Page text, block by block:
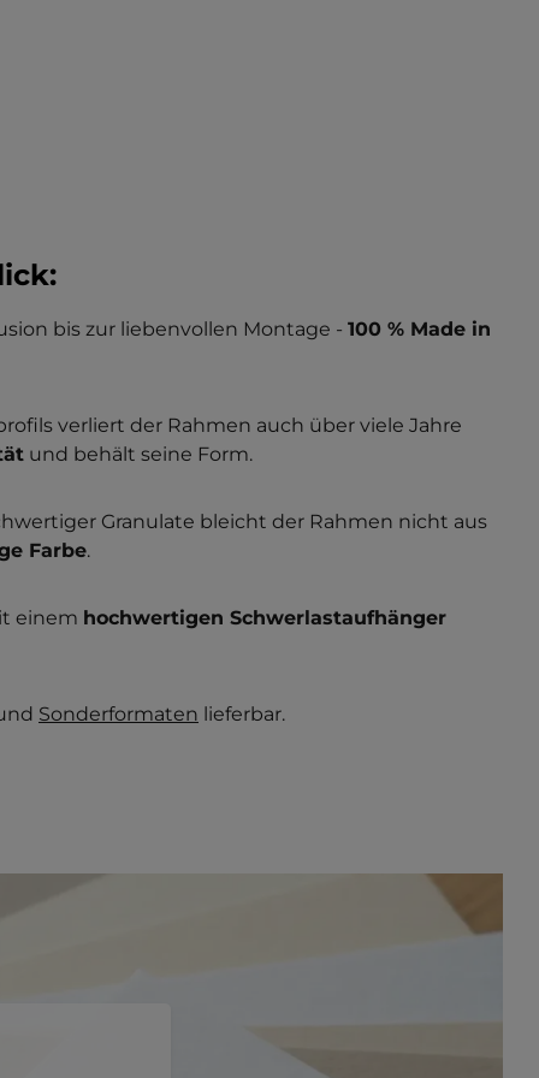
bis zur liebenvollen Montage - 100 % Made in
verliert der Rahmen auch über viele Jahre
und behält seine Form.
Granulate bleicht der Rahmen nicht aus
Farbe.
einem hochwertigen Schwerlastaufhänger
Sonderformaten lieferbar.